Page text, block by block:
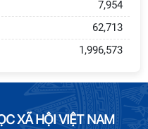
7,954
62,713
1,996,573
XÃ HỘI VIỆT NAM